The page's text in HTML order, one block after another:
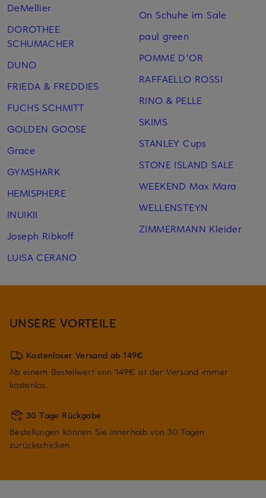
DeMellier
DOROTHEE
SCHUMACHER
DUNO
FRIEDA & FREDDIES
FUCHS SCHMITT
GOLDEN GOOSE
Grace
GYMSHARK
HEMISPHERE
INUIKII
Joseph Ribkoff
LUISA CERANO
On Schuhe im Sale
paul green
POMME D'OR
RAFFAELLO ROSSI
RINO & PELLE
SKIMS
STANLEY Cups
STONE ISLAND SALE
WEEKEND Max Mara
WELLENSTEYN
ZIMMERMANN Kleider
UNSERE VORTEILE
Kostenloser Versand ab 149€
Ab einem Bestellwert von 149€ ist der Versand immer
kostenlos.
30 Tage Rückgabe
Bestellungen können Sie innerhalb von 30 Tagen
zurückschicken.